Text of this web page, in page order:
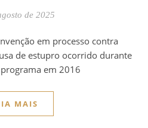
de 2025
de estupro ocorrido durante
em 2016
MAIS